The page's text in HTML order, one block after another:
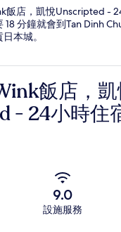
飯店，凱悅Unscripted -
18 分鐘就會到Tan Dinh
本城。
飯店，
- 24小時住
9.0
設施服務